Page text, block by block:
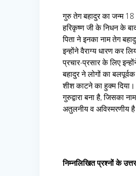
गुरु तेग बहादुर का जन्म
हरिकृष्ण जी के निधन के
पिता ने इनका नाम तेग
इन्होंने वैराग्य धारण कर
प्रचार-प्रसार के लिए
बहादुर ने लोगों का
शीश काटने का हुक्म
गुरुद्वारा बना है, जिसका
अतुलनीय व अविस्मरणीय
निम्नलिखित प्रश्नों के